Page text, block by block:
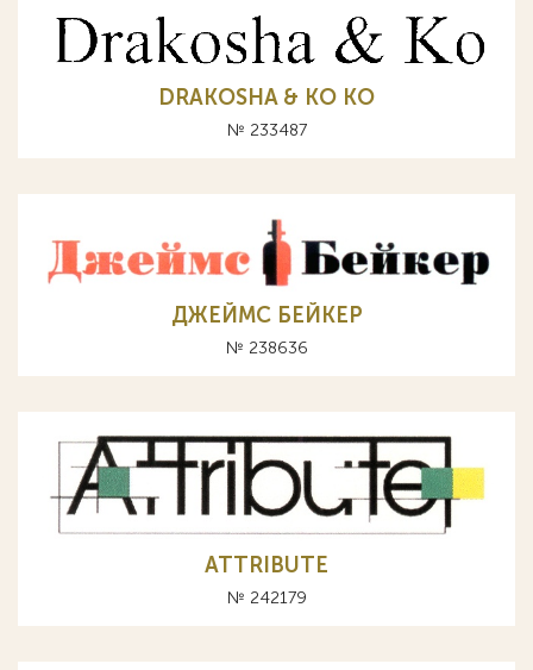
DRAKOSHA & KO КО
№ 233487
ДЖЕЙМС БЕЙКЕР
№ 238636
ATTRIBUTE
№ 242179